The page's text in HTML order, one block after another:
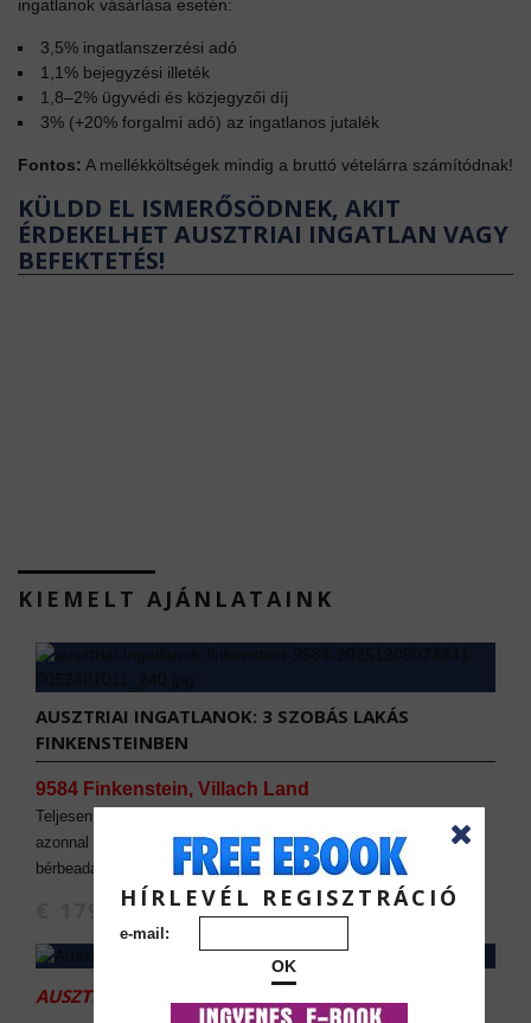
HÍRLEVÉL REGISZTRÁCIÓ
e-mail:
OK
ingatlanok vásárlása esetén:
3,5% ingatlanszerzési adó
1,1% bejegyzési illeték
1,8–2% ügyvédi és közjegyzői díj
3% (+20% forgalmi adó) az ingatlanos jutalék
Fontos: A mellékköltségek mindig a bruttó vételárra számítódnak!
KÜLDD EL ISMERŐSÖDNEK, AKIT
ÉRDEKELHET AUSZTRIAI INGATLAN VAGY
BEFEKTETÉS!
KIEMELT AJÁNLATAINK
AUSZTRIAI INGATLANOK: 3 SZOBÁS LAKÁS
FINKENSTEINBEN
9584 Finkenstein, Villach Land
Teljesen berendezett, 61 m²-es lakás Finkenstein központjában,
azonnal költözhető. Ideális befektetés rövid- és hosszú távú
bérbeadásra.
€ 179.000
AUSZTRIAI INGATLANOK: